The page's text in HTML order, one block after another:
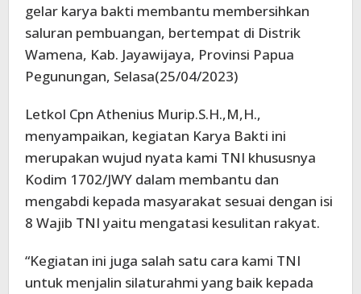
gelar karya bakti membantu membersihkan
saluran pembuangan, bertempat di Distrik
Wamena, Kab. Jayawijaya, Provinsi Papua
Pegunungan, Selasa(25/04/2023)
Letkol Cpn Athenius Murip.S.H.,M,H.,
menyampaikan, kegiatan Karya Bakti ini
merupakan wujud nyata kami TNI khususnya
Kodim 1702/JWY dalam membantu dan
mengabdi kepada masyarakat sesuai dengan isi
8 Wajib TNI yaitu mengatasi kesulitan rakyat.
“Kegiatan ini juga salah satu cara kami TNI
untuk menjalin silaturahmi yang baik kepada